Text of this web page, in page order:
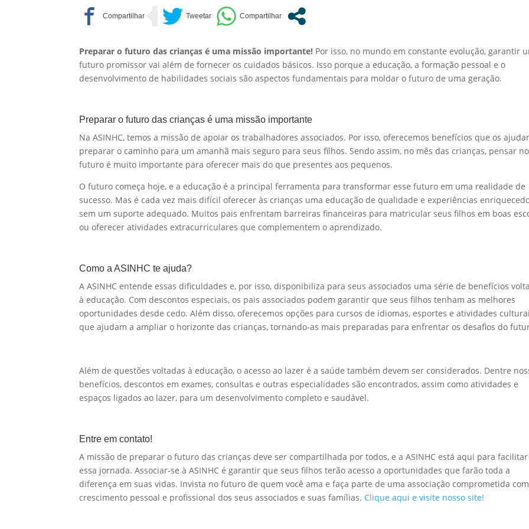
Preparar o futuro das crianças é uma missão importante! Por isso, no mundo em constante evolução, garantir
futuro promissor vai além de fornecer os cuidados básicos. Isso porque a educação, a formação pessoal e o
desenvolvimento de habilidades sociais são aspectos fundamentais para moldar o futuro de uma geração.
Preparar o futuro das crianças é uma missão importante
Na ASINHC, temos a missão de apoiar os trabalhadores associados. Por isso, oferecemos benefícios que os
preparar o caminho para um amanhã mais seguro para seus filhos. Sendo assim, no mês das crianças, pensar no
futuro é muito importante para oferecer mais do que presentes aos pequenos.
O futuro começa hoje, e a educação é a principal ferramenta para transformar esse futuro em uma realidade de
sucesso. Mas é cada vez mais difícil oferecer às crianças uma educação de qualidade e experiências
sem um suporte adequado. Muitos pais enfrentam barreiras financeiras para matricular seus filhos em boas
ou oferecer atividades extracurriculares que complementem o aprendizado.
Como a ASINHC te ajuda?
A ASINHC entende essas dificuldades e, por isso, disponibiliza para seus associados uma série de benefícios
à educação. Com descontos especiais, os pais associados podem garantir que seus filhos tenham as melhores
oportunidades desde cedo. Além disso, oferecemos opções para cursos de idiomas, esportes e atividades
que ajudam a ampliar o horizonte das crianças, tornando-as mais preparadas para enfrentar os desafios do
Além de questões voltadas à educação, o acesso ao lazer é a saúde também devem ser considerados. Dentre
benefícios, descontos em exames, consultas e outras especialidades são encontrados, assim como atividades e
espaços ligados ao lazer, para um desenvolvimento completo e saudável.
Entre em contato!
A missão de preparar o futuro das crianças deve ser compartilhada por todos, e a ASINHC está aqui para facilitar
essa jornada. Associar-se à ASINHC é garantir que seus filhos terão acesso a oportunidades que farão toda a
diferença em suas vidas. Invista no futuro de quem você ama e faça parte de uma associação comprometida
crescimento pessoal e profissional dos seus associados e suas famílias. Clique aqui e visite nosso site!